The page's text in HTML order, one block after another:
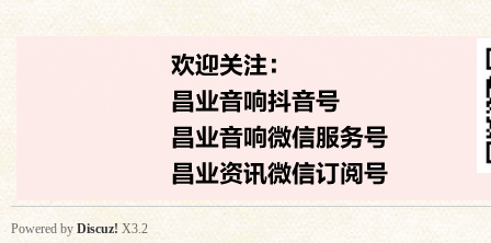
Powered by Discuz! X3.2